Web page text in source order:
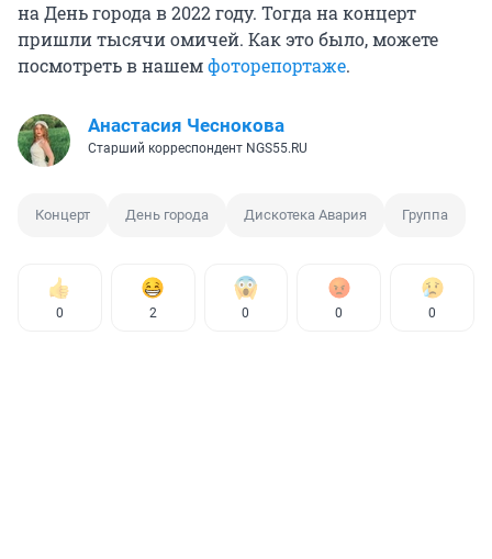
на День города в 2022 году. Тогда на концерт
пришли тысячи омичей. Как это было, можете
посмотреть в нашемфоторепортаже.
Анастасия Чеснокова
Старший корреспондент NGS55.RU
Концерт День города Дискотека Авария Группа
0 2 0 0 0